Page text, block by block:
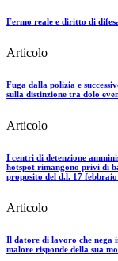
Fermo reale e diritto di
Articolo
Fuga dalla polizia e
sulla distinzione tra dolo
Articolo
I centri di detenzione
hotspot rimangono privi di
proposito del d.l. 17
Articolo
Il datore di lavoro che nega
malore risponde della sua